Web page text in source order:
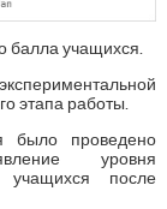
балла учащихся.
этапа работы.
было проведено
уровня
учащихся после